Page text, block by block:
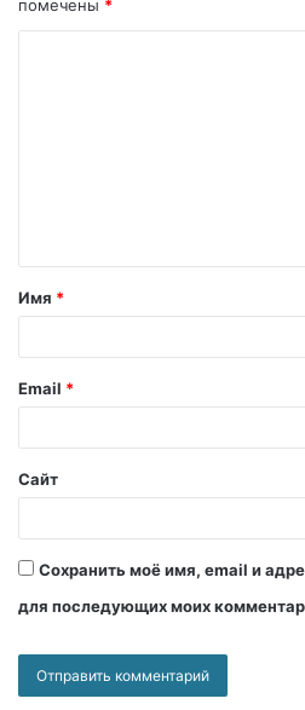
помечены *
Имя *
Email *
Сайт
Сохранить моё имя, email и
для последующих моих